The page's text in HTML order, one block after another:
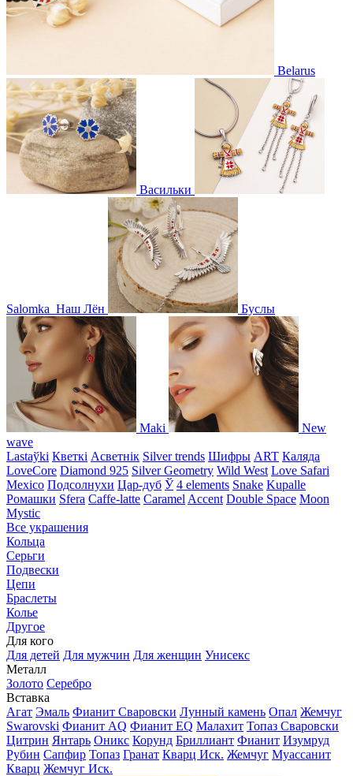
Belarus
Васильки
Salomka Наш Лён Буслы
Maki
New
wave
Lastaўki Кветкі Асветнiк Silver trends Шифры ART Каляда
LoveCore Diamond 925 Silver Geometry Wild West Love Safari
Mexico Подсолнухи Цар-дуб Ў 4 elements Snake Kupalle
Ромашки Sfera Caffe-latte Caramel Accent Double Space Moon
Mystic
Все украшения
Кольца
Серьги
Подвески
Цепи
Браслеты
Колье
Другое
Для кого
Для детей Для мужчин Для женщин Унисекс
Металл
Золото Серебро
Вставка
Агат Эмаль Фианит Сваровски Лунный камень Опал Жемчуг
Swarovski Фианит AQ Фианит EQ Малахит Топаз Сваровски
Цитрин Янтарь Оникс Корунд Бриллиант Фианит Изумруд
Рубин Сапфир Топаз Гранат Кварц Иск. Жемчуг Муассанит
Кварц Жемчуг Иск.